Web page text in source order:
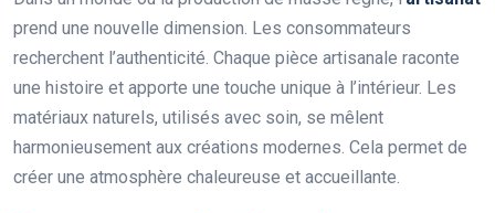
prend une nouvelle dimension. Les consommateurs
recherchent l’authenticité. Chaque pièce artisanale raconte
une histoire et apporte une touche unique à l’intérieur. Les
matériaux naturels, utilisés avec soin, se mêlent
harmonieusement aux créations modernes. Cela permet de
créer une atmosphère chaleureuse et accueillante.